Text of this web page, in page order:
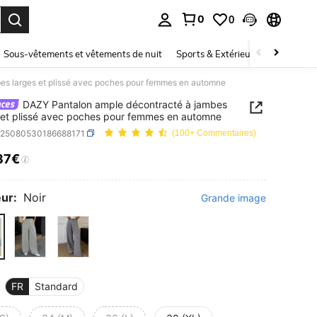
0 0
Sous-vêtements et vêtements de nuit Sports & Extérieur Enfants
larges et plissé avec poches pour femmes en automne
DAZY Pantalon ample décontracté à jambes
plissé avec poches pour femmes en automne
(100+ Commentaires)
AND AVAILABILITY
Noir Grande image
FR Standard